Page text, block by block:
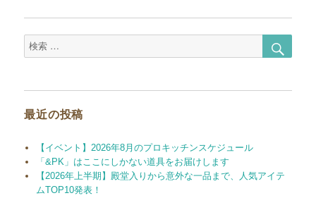
シ
ョ
検
索
最近の投稿
【イベント】2026年8月のプロキッチンスケジュール
「&PK」はここにしかない道具をお届けします
【2026年上半期】殿堂入りから意外な一品まで、人気アイテ
ムTOP10発表！